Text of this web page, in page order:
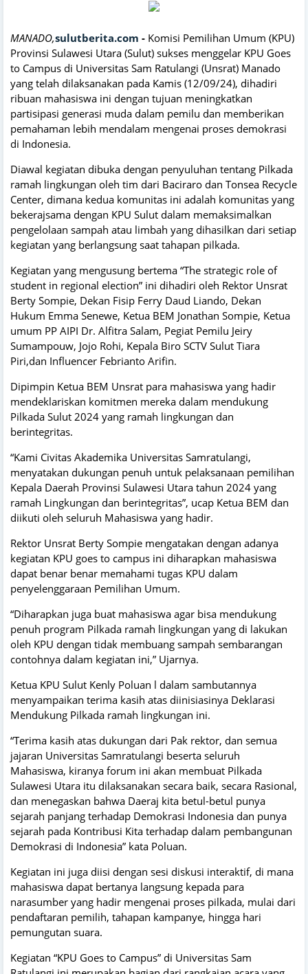
MANADO,sulutberita.com - Komisi Pemilihan Umum (KPU)
Provinsi Sulawesi Utara (Sulut) sukses menggelar KPU Goes
to Campus di Universitas Sam Ratulangi (Unsrat) Manado
yang telah dilaksanakan pada Kamis (12/09/24), dihadiri
ribuan mahasiswa ini dengan tujuan meningkatkan
partisipasi generasi muda dalam pemilu dan memberikan
pemahaman lebih mendalam mengenai proses demokrasi
di Indonesia.
Diawal kegiatan dibuka dengan penyuluhan tentang Pilkada
ramah lingkungan oleh tim dari Baciraro dan Tonsea Recycle
Center, dimana kedua komunitas ini adalah komunitas yang
bekerajsama dengan KPU Sulut dalam memaksimalkan
pengelolaan sampah atau limbah yang dihasilkan dari setiap
kegiatan yang berlangsung saat tahapan pilkada.
Kegiatan yang mengusung bertema “The strategic role of
student in regional election” ini dihadiri oleh Rektor Unsrat
Berty Sompie, Dekan Fisip Ferry Daud Liando, Dekan
Hukum Emma Senewe, Ketua BEM Jonathan Sompie, Ketua
umum PP AIPI Dr. Alfitra Salam, Pegiat Pemilu Jeiry
Sumampouw, Jojo Rohi, Kepala Biro SCTV Sulut Tiara
Piri,dan Influencer Febrianto Arifin.
Dipimpin Ketua BEM Unsrat para mahasiswa yang hadir
mendeklariskan komitmen mereka dalam mendukung
Pilkada Sulut 2024 yang ramah lingkungan dan
berintegritas.
“Kami Civitas Akademika Universitas Samratulangi,
menyatakan dukungan penuh untuk pelaksanaan pemilihan
Kepala Daerah Provinsi Sulawesi Utara tahun 2024 yang
ramah Lingkungan dan berintegritas”, ucap Ketua BEM dan
diikuti oleh seluruh Mahasiswa yang hadir.
Rektor Unsrat Berty Sompie mengatakan dengan adanya
kegiatan KPU goes to campus ini diharapkan mahasiswa
dapat benar benar memahami tugas KPU dalam
penyelenggaraan Pemilihan Umum.
“Diharapkan juga buat mahasiswa agar bisa mendukung
penuh program Pilkada ramah lingkungan yang di lakukan
oleh KPU dengan tidak membuang sampah sembarangan
contohnya dalam kegiatan ini,” Ujarnya.
Ketua KPU Sulut Kenly Poluan l dalam sambutannya
menyampaikan terima kasih atas diinisiasinya Deklarasi
Mendukung Pilkada ramah lingkungan ini.
“Terima kasih atas dukungan dari Pak rektor, dan semua
jajaran Universitas Samratulangi beserta seluruh
Mahasiswa, kiranya forum ini akan membuat Pilkada
Sulawesi Utara itu dilaksanakan secara baik, secara Rasional,
dan menegaskan bahwa Daeraj kita betul-betul punya
sejarah panjang terhadap Demokrasi Indonesia dan punya
sejarah pada Kontribusi Kita terhadap dalam pembangunan
Demokrasi di Indonesia” kata Poluan.
Kegiatan ini juga diisi dengan sesi diskusi interaktif, di mana
mahasiswa dapat bertanya langsung kepada para
narasumber yang hadir mengenai proses pilkada, mulai dari
pendaftaran pemilih, tahapan kampanye, hingga hari
pemungutan suara.
Kegiatan “KPU Goes to Campus” di Universitas Sam